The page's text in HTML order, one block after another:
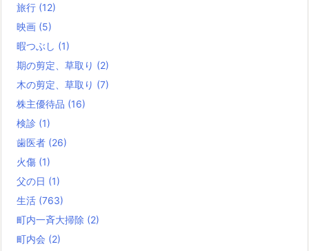
旅行 (12)
映画 (5)
暇つぶし (1)
期の剪定、草取り (2)
木の剪定、草取り (7)
株主優待品 (16)
検診 (1)
歯医者 (26)
火傷 (1)
父の日 (1)
生活 (763)
町内一斉大掃除 (2)
町内会 (2)